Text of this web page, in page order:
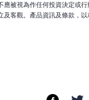
被視為作任何投資決定或
客觀。產品資訊及條款，